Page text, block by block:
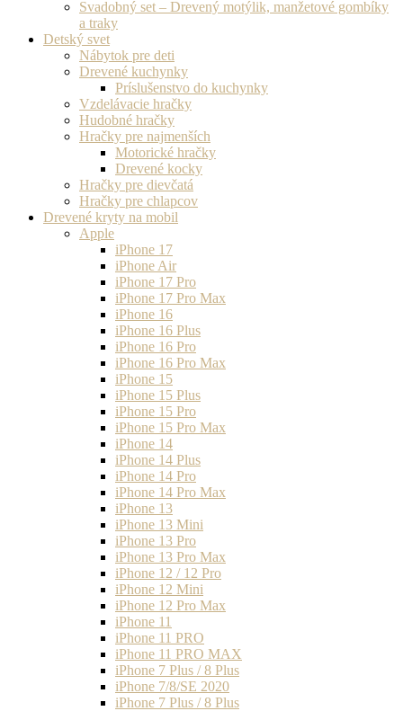
Svadobný set – Drevený motýlik, manžetové gombíky
a traky
Detský svet
Nábytok pre deti
Drevené kuchynky
Príslušenstvo do kuchynky
Vzdelávacie hračky
Hudobné hračky
Hračky pre najmenších
Motorické hračky
Drevené kocky
Hračky pre dievčatá
Hračky pre chlapcov
Drevené kryty na mobil
Apple
iPhone 17
iPhone Air
iPhone 17 Pro
iPhone 17 Pro Max
iPhone 16
iPhone 16 Plus
iPhone 16 Pro
iPhone 16 Pro Max
iPhone 15
iPhone 15 Plus
iPhone 15 Pro
iPhone 15 Pro Max
iPhone 14
iPhone 14 Plus
iPhone 14 Pro
iPhone 14 Pro Max
iPhone 13
iPhone 13 Mini
iPhone 13 Pro
iPhone 13 Pro Max
iPhone 12 / 12 Pro
iPhone 12 Mini
iPhone 12 Pro Max
iPhone 11
iPhone 11 PRO
iPhone 11 PRO MAX
iPhone 7 Plus / 8 Plus
iPhone 7/8/SE 2020
iPhone 7 Plus / 8 Plus